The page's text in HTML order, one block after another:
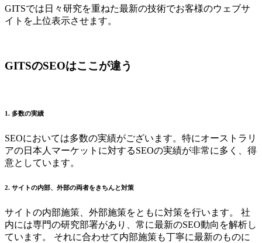
GITSでは日々研究を重ねた最新の技術でお客様のウェブサ
イトを上位表示させます。
GITSのSEOはここが違う
1. 多数の実績
SEOにおいては多数の実績がございます。特にオーストラリ
アの日本人マーケットに対するSEOの実績が非常に多く、得
意としています。
2. サイトの内部、外部の両者をきちんと対策
サイトの内部施策、外部施策をともに対策を行います。 社
内には専門の研究部署があり、常に最新のSEO動向を解析し
ています。 それに合わせて内部施策も丁寧に最新のものに